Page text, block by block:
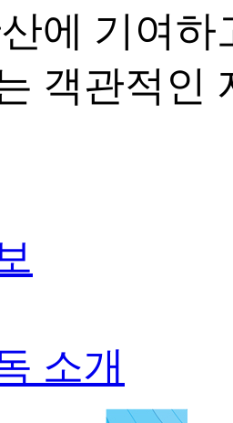
에 기여하
객관적인
소개